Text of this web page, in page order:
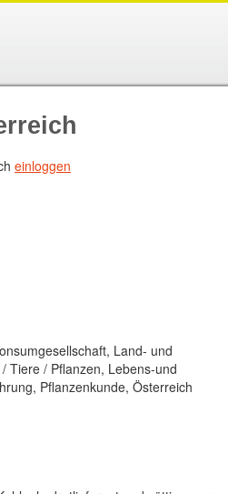
einloggen
Land- und
Tiere / Pflanzen, Lebens-und
Pflanzenkunde, Österreich